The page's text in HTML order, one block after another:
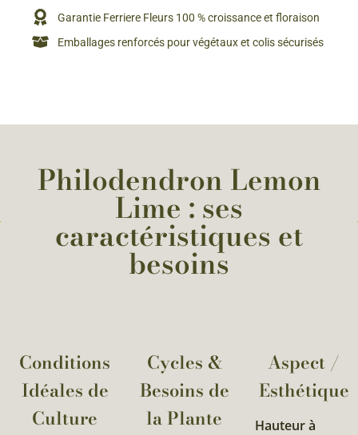
Garantie Ferriere Fleurs 100 % croissance et floraison
Emballages renforcés pour végétaux et colis sécurisés
Philodendron Lemon
Lime : ses
caractéristiques et
besoins
Conditions
Idéales de
Culture
Cycles &
Besoins de
la Plante​
Aspect /
Esthétique
Hauteur à